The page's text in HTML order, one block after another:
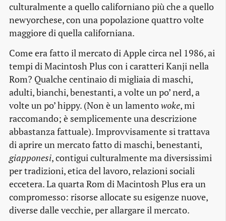
culturalmente a quello californiano più che a quello
newyorchese, con una popolazione quattro volte
maggiore di quella californiana.
Come era fatto il mercato di Apple circa nel 1986, ai
tempi di Macintosh Plus con i caratteri Kanji nella
Rom? Qualche centinaio di migliaia di maschi,
adulti, bianchi, benestanti, a volte un po’ nerd, a
volte un po’ hippy. (Non è un lamentowoke, mi
raccomando; è semplicemente una descrizione
abbastanza fattuale). Improvvisamente si trattava
di aprire un mercato fatto di maschi, benestanti,
giapponesi, contigui culturalmente ma diversissimi
per tradizioni, etica del lavoro, relazioni sociali
eccetera. La quarta Rom di Macintosh Plus era un
compromesso: risorse allocate su esigenze nuove,
diverse dalle vecchie, per allargare il mercato.